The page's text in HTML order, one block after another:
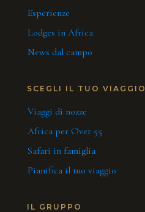
Esperienze
Lodges in Africa
News dal campo
SCEGLI IL TUO VIAGGIO
Viaggi di nozze
Africa per Over 55
Safari in famiglia
Pianifica il tuo viaggio
IL GRUPPO